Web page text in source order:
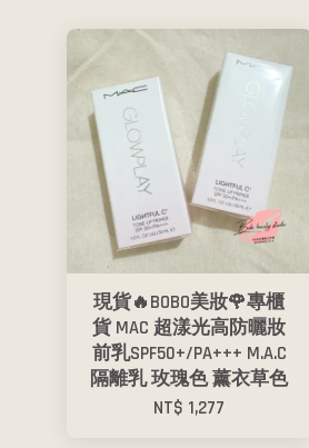
現貨🔥BOBO美妝🌹專櫃
貨 MAC 超漾光高防曬妝
前乳SPF50+/PA+++ M.A.C
隔離乳 玫瑰色 薰衣草色
NT$ 1,277